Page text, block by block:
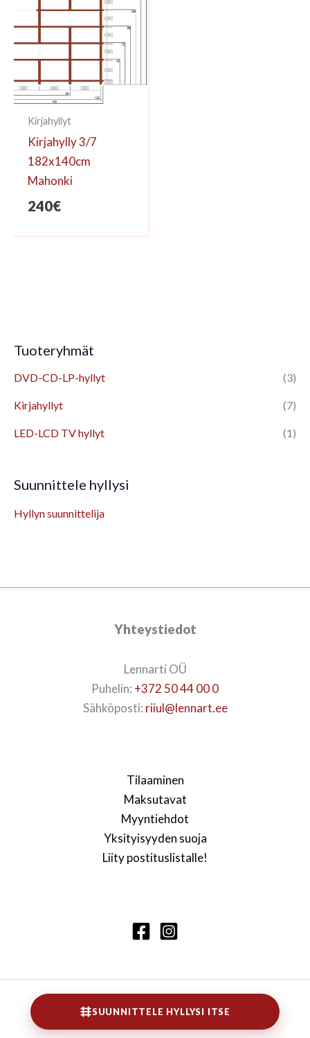
Tuoteryhmät
DVD-CD-LP-hyllyt (3)
Kirjahyllyt (7)
LED-LCD TV hyllyt (1)
Suunnittele hyllysi
Hyllyn suunnittelija
Kirjahyllyt
Kirjahylly 3/7
182x140cm
Mahonki
240€
Yhteystiedot
Lennarti OÜ
Puhelin: +372 50 44 00 0
Sähköposti: riiul@lennart.ee
Tilaaminen
Maksutavat
Myyntiehdot
Yksityisyyden suoja
Liity postituslistalle!
Copyright © 2026 Lennarti kirjahylly
SUUNNITTELE HYLLYSI ITSE